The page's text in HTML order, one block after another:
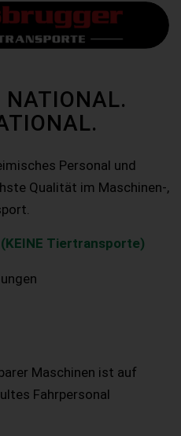
NATIONAL.
Personal und
Qualität im Maschinen-,
Tiertransporte)
Maschinen ist auf
Fahrpersonal